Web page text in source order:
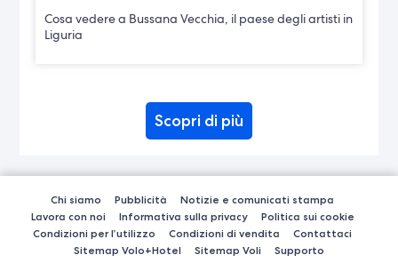
Cosa vedere a Bussana Vecchia, il paese degli artisti in
Liguria
Scopri di più
Chi siamo Pubblicità
Notizie e comunicati stampa
Lavora con noi
Informativa sulla privacy
Politica sui cookie
Condizioni per l’utilizzo
Condizioni di vendita
Contattaci
Sitemap Volo+Hotel
Sitemap Voli Supporto